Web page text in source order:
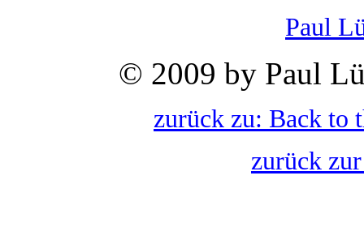
Paul
© 2009 by Paul
zurück zu: Back to
zurück